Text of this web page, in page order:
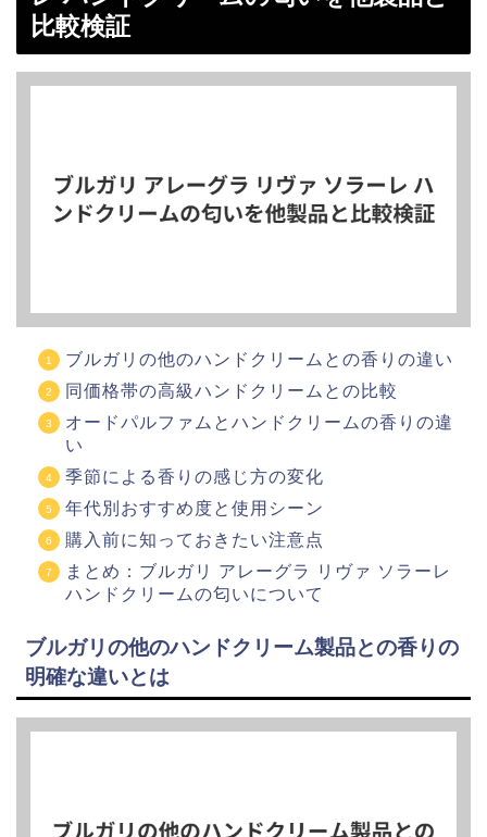
比較検証
ブルガリの他のハンドクリームとの香りの違い
同価格帯の高級ハンドクリームとの比較
オードパルファムとハンドクリームの香りの違
い
季節による香りの感じ方の変化
年代別おすすめ度と使用シーン
購入前に知っておきたい注意点
まとめ：ブルガリ アレーグラ リヴァ ソラーレ
ハンドクリームの匂いについて
ブルガリの他のハンドクリーム製品との香りの
明確な違いとは